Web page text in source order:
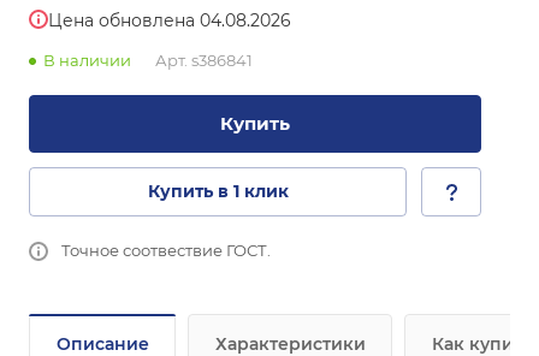
Цена обновлена 04.08.2026
В наличии Арт. s386841
Купить
Купить в 1 клик
Точное соотвествие ГОСТ.
Описание Характеристики Как купить